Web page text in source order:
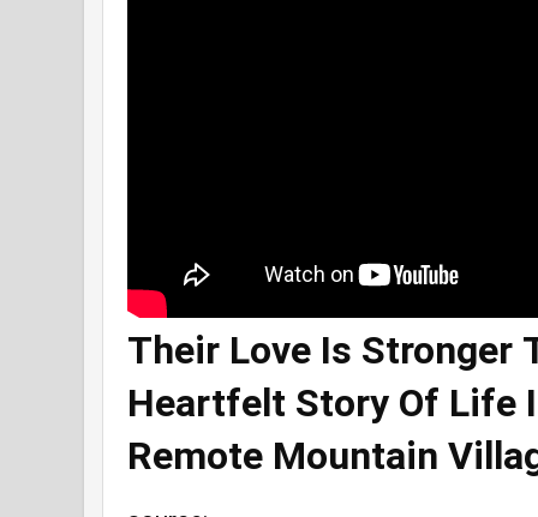
Their Love Is Stronger
Heartfelt Story Of Life
Remote Mountain